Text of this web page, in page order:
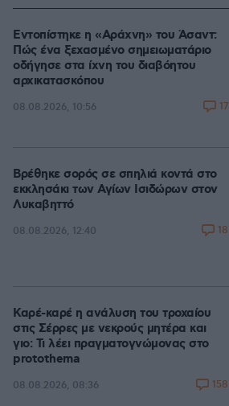
Εντοπίστηκε η «Αράχνη» του Άσαντ:
Πώς ένα ξεχασμένο σημειωματάριο
οδήγησε στα ίχνη του διαβόητου
αρχικατασκόπου
08.08.2026, 10:56 17
Βρέθηκε σορός σε σπηλιά κοντά στο
εκκλησάκι των Αγίων Ισιδώρων στον
Λυκαβηττό
08.08.2026, 12:40 18
Καρέ-καρέ η ανάλυση του τροχαίου
στις Σέρρες με νεκρούς μητέρα και
γιο: Τι λέει πραγματογνώμονας στο
protothema
08.08.2026, 08:36 158